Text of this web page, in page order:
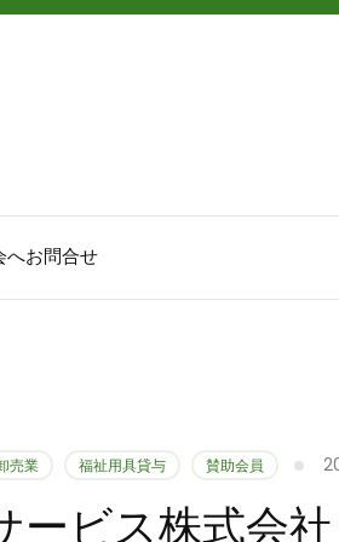
へお問合せ
売業 福祉用具貸与 賛助会員
ービス株式会社